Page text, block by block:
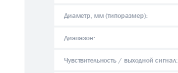
Диаметр, мм (типоразмер):
Диапазон:
Чувствительность / выходной сигнал: